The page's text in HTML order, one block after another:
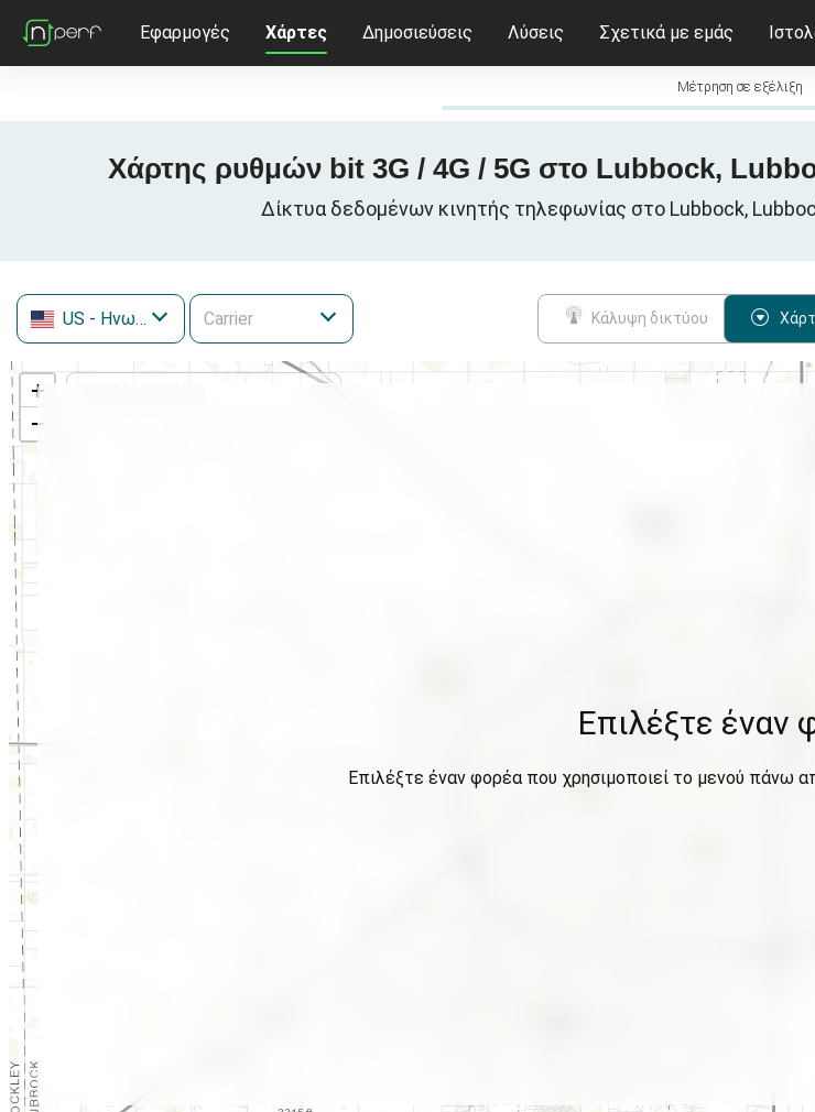
Εφαρμογές Χάρτες Δημοσιεύσεις Λύσεις Σχετικά με εμάς
Μέτρηση σε εξέλιξη
Χάρτης ρυθμών bit 3G / 4G / 5G στο Lubbock,
Δίκτυα δεδομένων κινητής τηλεφωνίας στο Lubbock,
US - Ηνωμένες Πολιτείες Κάλυψη δικτύου
+
−
Επιλέξτε έναν
Επιλέξτε έναν φορέα που χρησιμοποιεί το μενού πάνω